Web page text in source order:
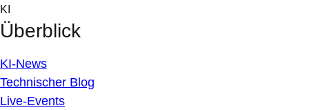
Skip
to
content
KI
Überblick
KI-News
Technischer Blog
Live-Events